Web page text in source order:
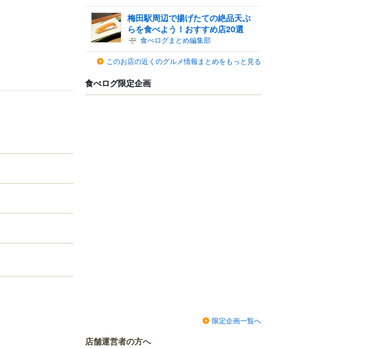
梅田駅周辺で揚げたての絶品天ぷ
らを食べよう！おすすめ店20選
食べログまとめ編集部
このお店の近くのグルメ情報まとめをもっと見る
食べログ限定企画
限定企画一覧へ
店舗運営者の方へ